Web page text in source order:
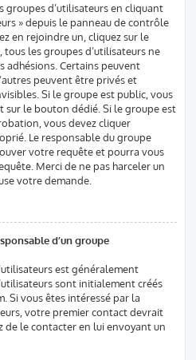
groupes d’utilisateurs en cliquant
» depuis le panneau de contrôle
en rejoindre un, cliquez sur le
les groupes d’utilisateurs ne
adhésions. Certains peuvent
peuvent être privés et
Si le groupe est public, vous
sur le bouton dédié. Si le groupe est
vous devez cliquer
Le responsable du groupe
votre requête et pourra vous
Merci de ne pas harceler un
votre demande.
d’un groupe
est généralement
sont initialement créés
Si vous êtes intéressé par la
votre premier contact devrait
de le contacter en lui envoyant un